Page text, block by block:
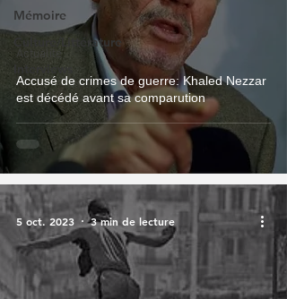
Mémoire
Culture/Littérature
Interviews
Accusé de crimes de guerre: Khaled Nezzar
est décédé avant sa comparution
Actualité
5 oct. 2023 3 min de lecture